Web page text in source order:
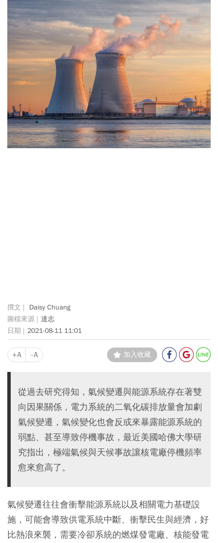
Daisy Chuang
達志
2021-08-11 11:01
+A -A 加入收藏
從過去研究得知，氣候變遷與能源系統存在著雙
向因果關係，電力系統的二氧化碳排放量會加劇
氣候變遷，氣候變化也會反或來暴露能源系統的
弱點、甚至導致停機事故，最近美國哈佛大學研
究指出，極端氣候與天候事故讓核電廠停機頻率
愈來愈高了。
氣候變遷往往會衝擊能源系統以及相關電力基礎設
施，可能會導致供電系統中斷、衝擊民生與經濟，好
比熱浪來襲，需要冷卻系統的燃煤發電廠、核能發電